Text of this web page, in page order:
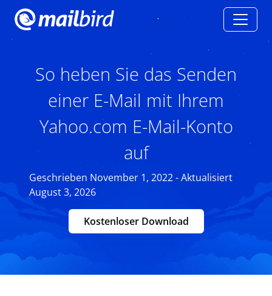
So heben Sie das Senden
einer E-Mail mit Ihrem
Yahoo.com E-Mail-Konto
auf
Geschrieben November 1, 2022 - Aktualisiert
August 3, 2026
Kostenloser Download